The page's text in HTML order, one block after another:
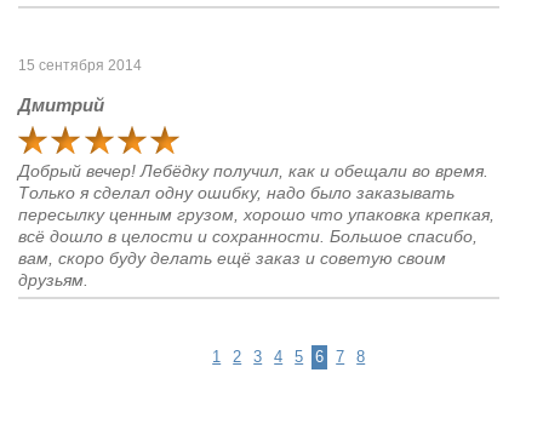
15 сентября 2014
Дмитрий
Добрый вечер! Лебёдку получил, как и обещали во время.
Только я сделал одну ошибку, надо было заказывать
пересылку ценным грузом, хорошо что упаковка крепкая,
всё дошло в целости и сохранности. Большое спасибо,
вам, скоро буду делать ещё заказ и советую своим
друзьям.
1 2 3 4 5 6 7 8